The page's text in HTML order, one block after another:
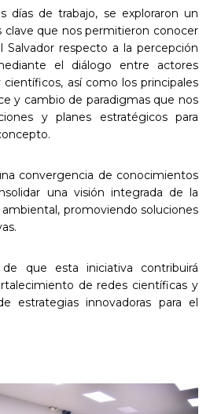
días de trabajo, se exploraron un
clave que nos permitieron conocer
Salvador respecto a la percepción
el diálogo entre actores
científicos, así como los principales
y cambio de paradigmas que nos
y planes estratégicos para
convergencia de conocimientos
una visión integrada de la
promoviendo soluciones
que esta iniciativa contribuirá
de redes científicas y
estrategias innovadoras para el